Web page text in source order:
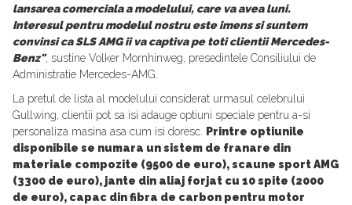
lansarea comerciala a modelului, care va avea luni.
Interesul pentru modelul nostru este imens si suntem
convinsi ca SLS AMG ii va captiva pe toti clientii Mercedes-
Benz", sustine Volker Mornhinweg, presedintele Consiliului de
Administratie Mercedes-AMG.
La pretul de lista al modelului considerat urmasul celebrului
Gullwing, clientii pot sa isi adauge optiuni speciale pentru a-si
personaliza masina asa cum isi doresc.
Printre optiunile
disponibile se numara un sistem de franare din
materiale compozite (9500 de euro), scaune sport AMG
(3300 de euro), jante din aliaj forjat cu 10 spite (2000
de euro), capac din fibra de carbon pentru motor